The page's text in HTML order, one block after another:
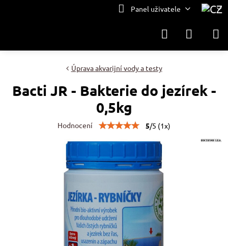
Panel uživatele
Úprava akvarijní vody a testy
Bacti JR - Bakterie do jezírek -
0,5kg
Hodnocení 5/5 (1x)